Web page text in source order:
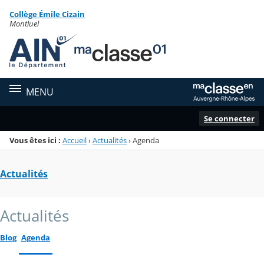
Menu de la rubrique
Contenu
Collège Émile Cizain
Montluel
MENU
Se connecter
Vous êtes ici : Accueil›Actualités›Agenda
Actualités
Actualités
Blog Agenda